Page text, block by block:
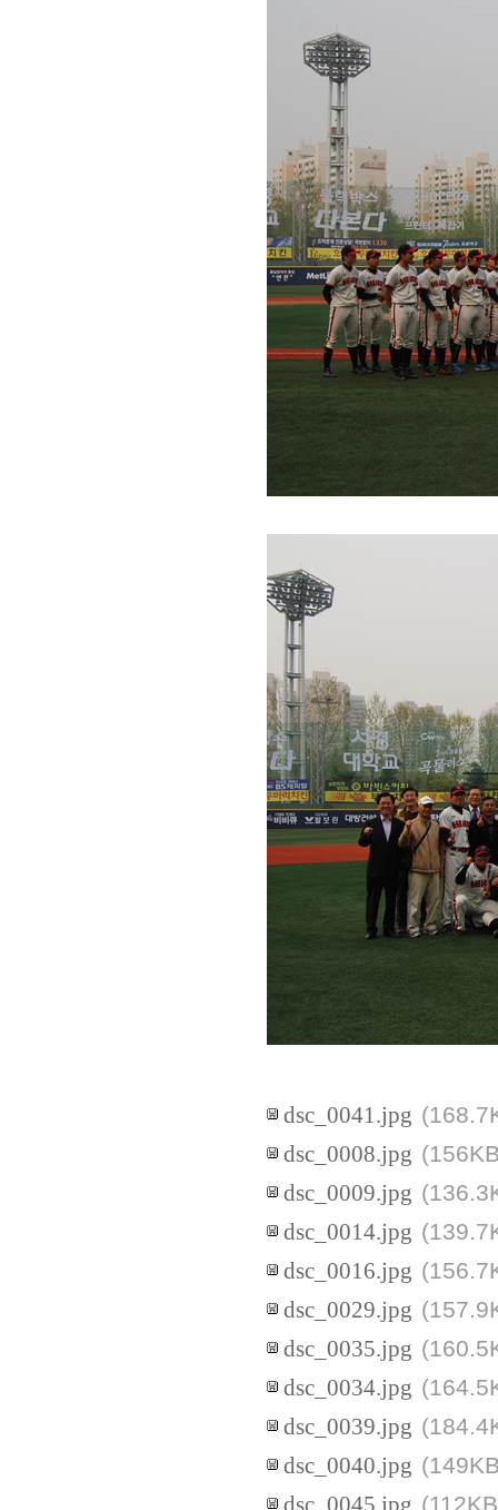
dsc_0041.jpg
dsc_0008.jpg
dsc_0009.jpg
dsc_0014.jpg
dsc_0016.jpg
dsc_0029.jpg
dsc_0035.jpg
dsc_0034.jpg
dsc_0039.jpg
dsc_0040.jpg
dsc_0045.jpg